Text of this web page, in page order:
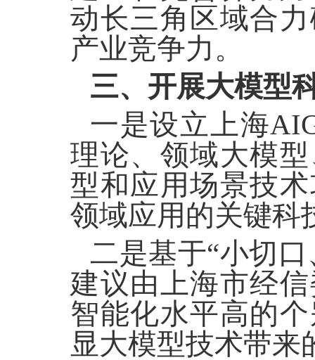
动长三角区域合
产业竞争力。
三、开展大模型
一是设立上海
理论、领域大模
型和应用场景技
领域应用的关键科
二是基于“小切
建议由上海市经
智能化水平高的
显大模型技术带来